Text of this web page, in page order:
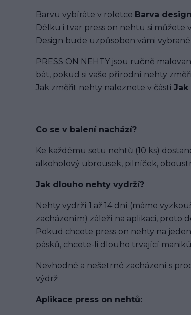
Barvu vybíráte v roletce Barva
Délku i tvar press on nehtu si můžete
Design bude uzpůsoben vámi
PRESS ON NEHTY jsou ručně
bát, pokud si vaše přírodní nehty
Jak změřit nehty naleznete v části
Co se v balení nachází?
Ke každému setu nehtů (10 ks)
alkoholový ubrousek, pilníček,
Jak dlouho nehty vydrží?
Nehty vydrží 1 až 14 dní (máme
zacházením) záleží na aplikaci, proto
Pokud chcete press on nehty na
pásků, chcete-li dlouho trvající
Nevhodné a nešetrné zacházení s
výdrž
Aplikace press on nehtů: